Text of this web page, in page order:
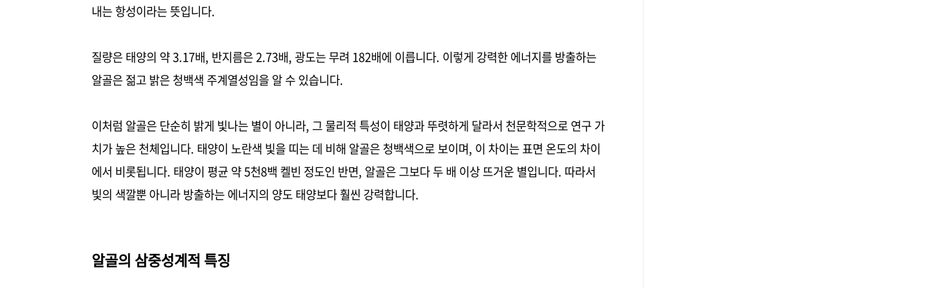
내는 항성이라는 뜻입니다.
질량은 태양의 약 3.17배, 반지름은 2.73배, 광도는 무려 182배에 이릅니다. 이렇게 강력한 에너지를 방출하는
알골은 젊고 밝은 청백색 주계열성임을 알 수 있습니다.
이처럼 알골은 단순히 밝게 빛나는 별이 아니라, 그 물리적 특성이 태양과 뚜렷하게 달라서 천문학적으로 연구 가
치가 높은 천체입니다. 태양이 노란색 빛을 띠는 데 비해 알골은 청백색으로 보이며, 이 차이는 표면 온도의 차이
에서 비롯됩니다. 태양이 평균 약 5천8백 켈빈 정도인 반면, 알골은 그보다 두 배 이상 뜨거운 별입니다. 따라서
빛의 색깔뿐 아니라 방출하는 에너지의 양도 태양보다 훨씬 강력합니다.
알골의 삼중성계적 특징